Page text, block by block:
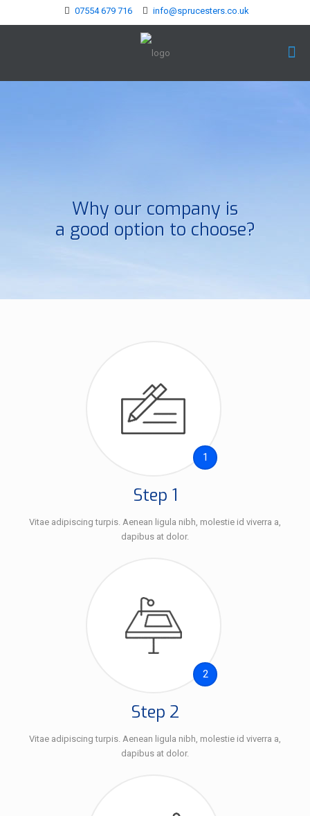
07554 679 716 info@sprucesters.co.uk
Why our company is
a good option to choose?
1
Step 1
Vitae adipiscing turpis. Aenean ligula nibh, molestie id viverra a,
dapibus at dolor.
2
Step 2
Vitae adipiscing turpis. Aenean ligula nibh, molestie id viverra a,
dapibus at dolor.